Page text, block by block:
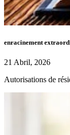
enracinement
21 Abril, 2026
Autorisations de